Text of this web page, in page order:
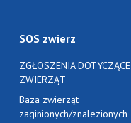
SOS zwierz
ZGŁOSZENIA DOTYCZĄCE
ZWIERZĄT
Baza zwierząt
zaginionych/znalezionych